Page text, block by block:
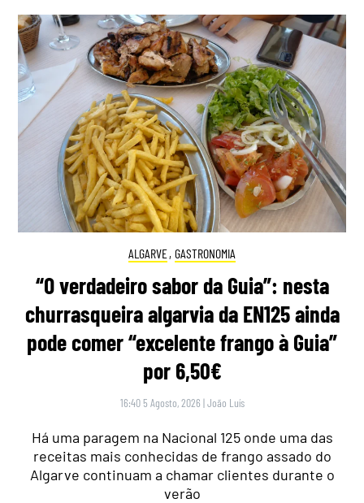
ALGARVE, GASTRONOMIA
“O verdadeiro sabor da Guia”: nesta
churrasqueira algarvia da EN125 ainda
pode comer “excelente frango à Guia”
por 6,50€
16:40 5 Agosto, 2026 |João Luís
Há uma paragem na Nacional 125 onde uma das
receitas mais conhecidas de frango assado do
Algarve continuam a chamar clientes durante o
verão